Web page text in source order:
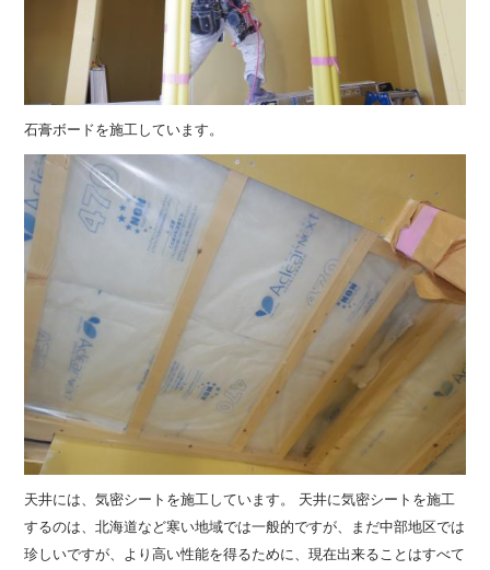
石膏ボードを施工しています。
天井には、気密シートを施工しています。 天井に気密シートを施工
するのは、北海道など寒い地域では一般的ですが、まだ中部地区では
珍しいですが、より高い性能を得るために、現在出来ることはすべて